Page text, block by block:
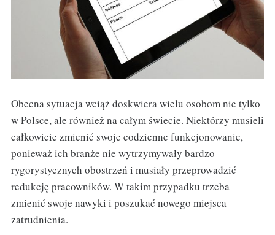
Obecna sytuacja wciąż doskwiera wielu osobom nie tylko
w Polsce, ale również na całym świecie. Niektórzy musieli
całkowicie zmienić swoje codzienne funkcjonowanie,
ponieważ ich branże nie wytrzymywały bardzo
rygorystycznych obostrzeń i musiały przeprowadzić
redukcję pracowników. W takim przypadku trzeba
zmienić swoje nawyki i poszukać nowego miejsca
zatrudnienia.